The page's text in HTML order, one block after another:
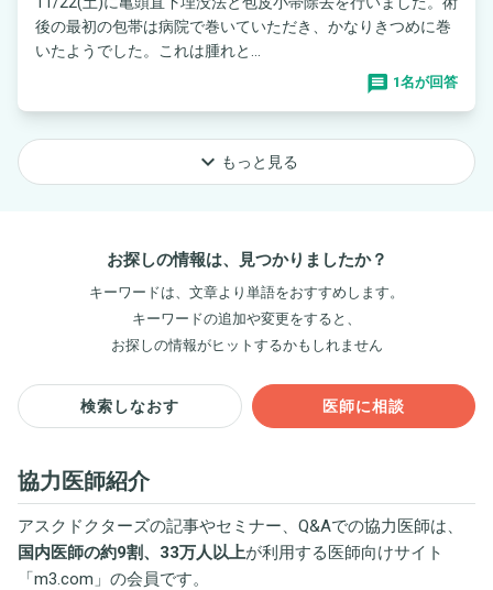
後の最初の包帯は病院で巻いていただき、かなりきつめに巻
いたようでした。これは腫れと...
1名が回答
keyboard_arrow_down もっと見る
お探しの情報は、見つかりましたか？
キーワードは、文章より単語をおすすめします。
キーワードの追加や変更をすると、
お探しの情報がヒットするかもしれません
検索しなおす 医師に相談
協力医師紹介
アスクドクターズの記事やセミナー、Q&Aでの協力医師は、
国内医師の約9割、33万人以上が利用する医師向けサイト
「m3.com 」の会員です。